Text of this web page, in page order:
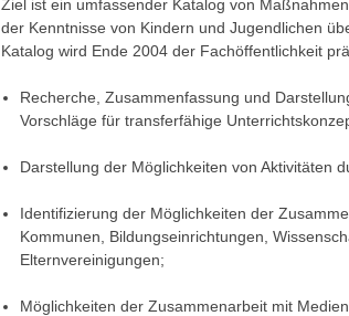
Ziel ist ein umfassender Katalog von
der Kenntnisse von Kindern und Jugendlichen
Katalog wird Ende 2004 der Fachöffentlichkeit
Recherche, Zusammenfassung und
Vorschläge für transferfähige
Darstellung der Möglichkeiten von Aktivitäten
Identifizierung der Möglichkeiten der
Kommunen, Bildungseinrichtungen,
Elternvereinigungen;
Möglichkeiten der Zusammenarbeit mit